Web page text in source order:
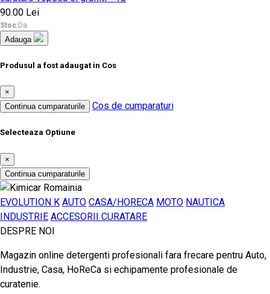
90.00 Lei
Stoc:Da
Adauga
Produsul a fost adaugat in Cos
×
Continua cumparaturile
Cos de cumparaturi
Selecteaza Optiune
×
Continua cumparaturile
EVOLUTION K AUTO CASA/HORECA MOTO NAUTICA
INDUSTRIE ACCESORII CURATARE
DESPRE NOI
Magazin online detergenti profesionali fara frecare pentru Auto,
Industrie, Casa, HoReCa si echipamente profesionale de
curatenie.